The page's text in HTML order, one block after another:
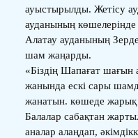
ауыстырылды. Жетісу
ауданының
Алатау ауданының
шам жаңарды.
«Біздің Шапағат
жанында ескі сары
жанатын. көшеде жарық
Балалар сабақтан
аналар алаңдап,